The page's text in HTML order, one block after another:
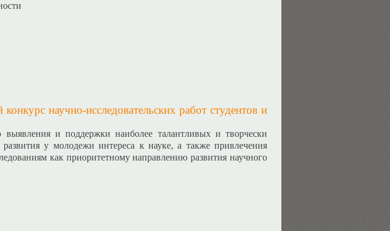
научно-исследовательских работ студентов и
и поддержки наиболее талантливых и творчески
у молодежи интереса к науке, а также привлечения
как приоритетному направлению развития научного